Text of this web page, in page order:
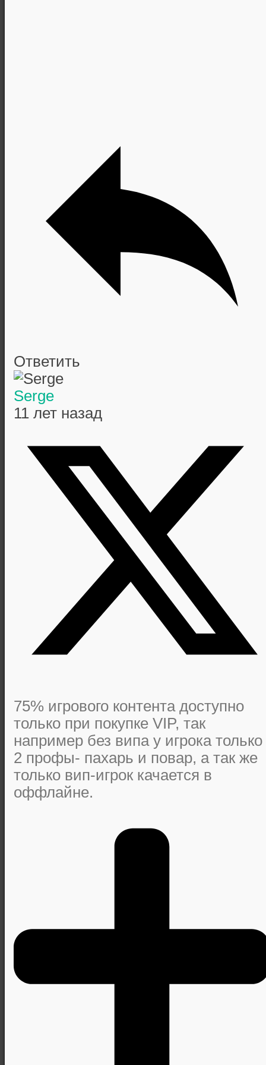
Ответить
Serge
11 лет назад
75% игрового контента доступно
только при покупке VIP, так
например без випа у игрока только
2 профы- пахарь и повар, а так же
только вип-игрок качается в
оффлайне.